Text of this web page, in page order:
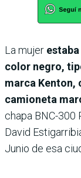
La mujer
color negro,
marca Kenton,
camioneta
chapa BNC-300
David
Junio de esa